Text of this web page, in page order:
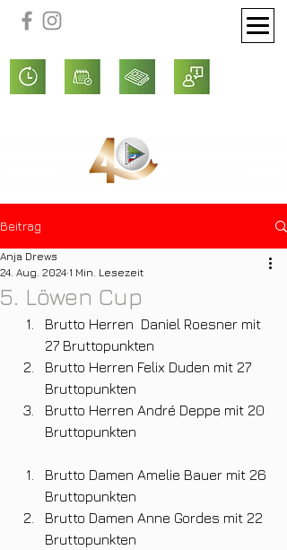
Beitrag
5. Löwen Cup
Anja Drews
24. Aug. 2024 1 Min. Lesezeit
Brutto Herren  Daniel Roesner mit
27 Bruttopunkten
Brutto Herren Felix Duden mit 27
Bruttopunkten
Brutto Herren André Deppe mit 20
Bruttopunkten
Brutto Damen Amelie Bauer mit 26
Bruttopunkten
Brutto Damen Anne Gordes mit 22
Bruttopunkten